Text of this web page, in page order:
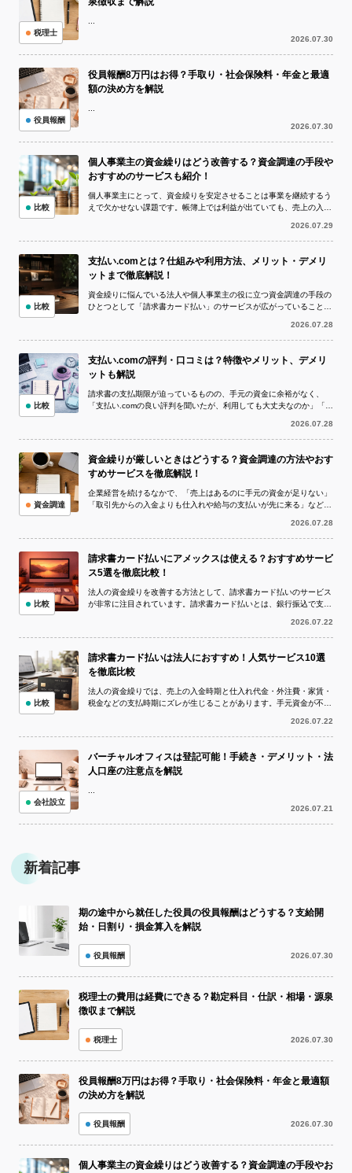
2026.07.30
税理士
役員報酬8万円はお得？手取り・社会保険料・年金と最適
額の決め方を解説
2026.07.30
役員報酬
個人事業主の資金繰りはどう改善する？資金調達の手段や
おすすめのサービスも紹介！
個人事業主にとって、資金繰りを安定させることは事業を継続するう
えで欠かせない課題です。帳簿上では利益が出ていても、売上の入金
2026.07.29
比較
支払い.comとは？仕組みや利用方法、メリット・デメリ
ットまで徹底解説！
資金繰りに悩んでいる法人や個人事業主の役に立つ資金調達の手段の
ひとつとして「請求書カード払い」のサービスが広がっていることを
2026.07.28
比較
支払い.comの評判・口コミは？特徴やメリット、デメリ
ットも解説
請求書の支払期限が迫っているものの、手元の資金に余裕がなく、
「支払い.comの良い評判を聞いたが、利用しても大丈夫なのか」「実
2026.07.28
比較
資金繰りが厳しいときはどうする？資金調達の方法やおす
すめサービスを徹底解説！
企業経営を続けるなかで、「売上はあるのに手元の資金が足りない」
「取引先からの入金よりも仕入れや給与の支払いが先に来る」など、
2026.07.28
資金調達
請求書カード払いにアメックスは使える？おすすめサービ
ス5選を徹底比較！
法人の資金繰りを改善する方法として、請求書カード払いのサービス
が非常に注目されています。請求書カード払いとは、銀行振込で支払
2026.07.22
比較
請求書カード払いは法人におすすめ！人気サービス10選
を徹底比較
法人の資金繰りでは、売上の入金時期と仕入れ代金・外注費・家賃・
税金などの支払時期にズレが生じることがあります。手元資金が不足
2026.07.22
比較
バーチャルオフィスは登記可能！手続き・デメリット・法
人口座の注意点を解説
2026.07.21
会社設立
新着記事
期の途中から就任した役員の役員報酬はどうする？支給開
始・日割り・損金算入を解説
役員報酬 2026.07.30
税理士の費用は経費にできる？勘定科目・仕訳・相場・源泉
徴収まで解説
税理士 2026.07.30
役員報酬8万円はお得？手取り・社会保険料・年金と最適額
の決め方を解説
役員報酬 2026.07.30
個人事業主の資金繰りはどう改善する？資金調達の手段やお